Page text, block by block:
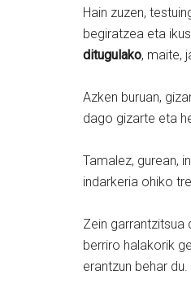
Hain zuzen,
begiratzea eta
ditugulako, maite,
Azken buruan,
dago gizarte eta
Tamalez, gurean,
indarkeria ohiko
Zein garrantzitsua
berriro halakorik
erantzun behar